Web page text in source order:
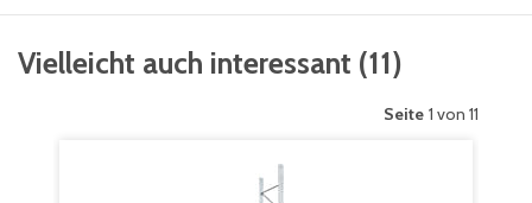
Vielleicht auch interessant (11)
Seite 1 von 11